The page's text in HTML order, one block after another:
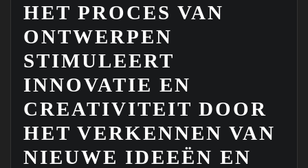
HET PROCES VAN
ONTWERPEN
STIMULEERT
INNOVATIE EN
CREATIVITEIT DOOR
HET VERKENNEN VAN
NIEUWE IDEEËN EN